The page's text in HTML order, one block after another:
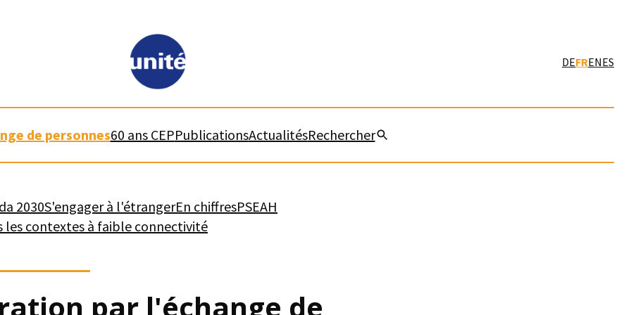
DEFRENES
de personnes60 ans CEPPublicationsActualitésRechercher
2030S'engager à l'étrangerEn chiffresPSEAH
les contextes à faible connectivité
par l'échange de